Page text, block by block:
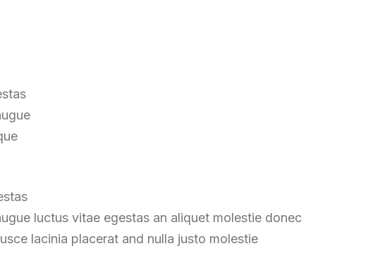
luctus vitae egestas an aliquet molestie donec
lacinia placerat and nulla justo molestie